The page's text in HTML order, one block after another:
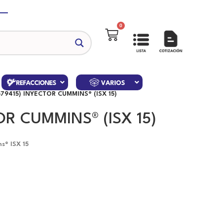
0
INYECTOR CUMMINS® (ISX 15)
CUMMINS® (ISX 15)
ISX 15